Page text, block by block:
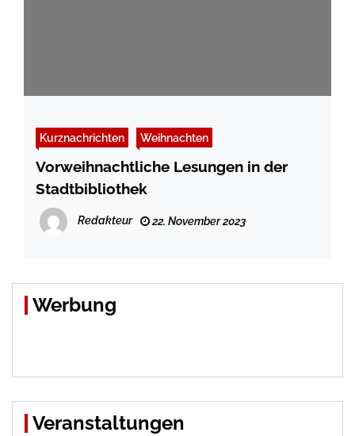
Kurznachrichten Weihnachten
Vorweihnachtliche Lesungen in der
Stadtbibliothek
Redakteur 22. November 2023
Werbung
Veranstaltungen